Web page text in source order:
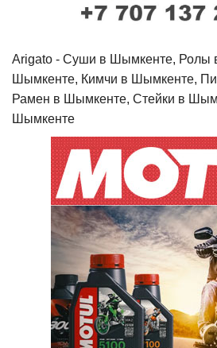
Arigato - Cуши в Шымкенте, Ролы
Шымкенте, Кимчи в Шымкенте,
Рамен в Шымкенте, Стейки в
Шымкенте